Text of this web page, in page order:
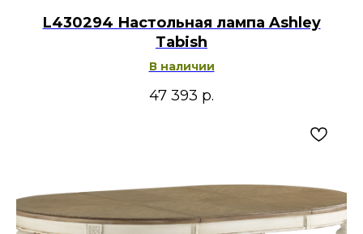
L430294 Настольная лампа Ashley
Tabish
В наличии
47 393 р.